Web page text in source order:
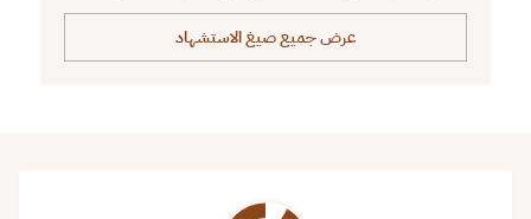
عرض جميع صيغ الاستشهاد